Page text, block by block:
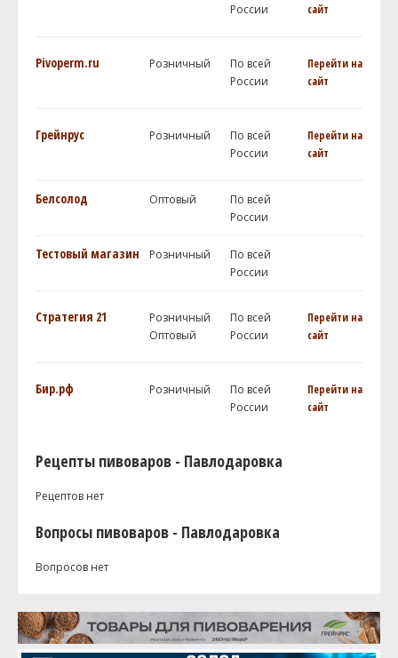
России
сайт
Pivoperm.ru Розничный
По всей
России
Перейти на
сайт
Грейнрус Розничный
По всей
России
Перейти на
сайт
Белсолод Оптовый
По всей
России
Тестовый магазин Розничный
По всей
России
Стратегия 21
Розничный
Оптовый
По всей
России
Перейти на
сайт
Бир.рф Розничный
По всей
России
Перейти на
сайт
Рецепты пивоваров - Павлодаровка
Рецептов нет
Вопросы пивоваров - Павлодаровка
Вопросов нет